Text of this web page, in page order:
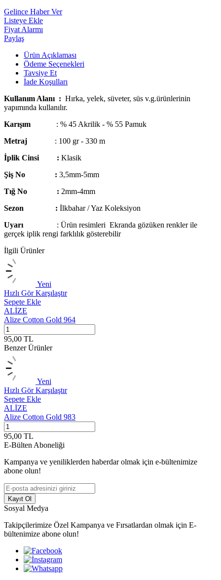
Gelince Haber Ver
Listeye Ekle
Fiyat Alarmı
Paylaş
Ürün Açıklaması
Ödeme Seçenekleri
Tavsiye Et
İade Koşulları
Kullanım Alanı : Hırka, yelek, süveter, süs v.g.ürünlerinin
yapımında kullanılır.
Karışım
: % 45 Akrilik - % 55 Pamuk
Metraj
: 100 gr - 330 m
İplik Cinsi : Klasik
Şiş No : 3,5mm-5mm
Tığ No : 2mm-4mm
Sezon : İlkbahar / Yaz Koleksiyon
Uyarı
: Ürün resimleri Ekranda gözüken renkler ile
gerçek iplik rengi farklılık gösterebilir
İlgili Ürünler
Yeni
Hızlı GörKarşılaştır
Sepete Ekle
ALİZE
Alize Cotton Gold 964
95,00 TL
Benzer Ürünler
Yeni
Hızlı GörKarşılaştır
Sepete Ekle
ALİZE
Alize Cotton Gold 983
95,00 TL
E-Bülten Aboneliği
Kampanya ve yeniliklerden haberdar olmak için e-bültenimize
abone olun!
Kayıt Ol
Sosyal Medya
Takipçilerimize Özel Kampanya ve Fırsatlardan olmak için E-
bültenimize abone olun!